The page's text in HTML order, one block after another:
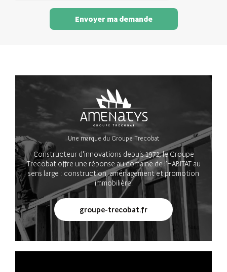
Envoyer ma demande
Une marque du Groupe Trecobat
Constructeur d'innovations depuis 1972, le Groupe
Trecobat offre une réponse au domaine de l’HABITAT au
sens large : construction, aménagement et promotion
immobilière.
groupe-trecobat.fr